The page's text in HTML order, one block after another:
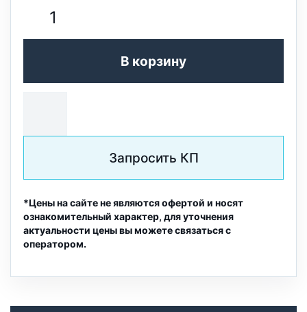
В корзину
Запросить КП
*Цены на сайте не являются офертой и носят
ознакомительный характер, для уточнения
актуальности цены вы можете связаться с
оператором.